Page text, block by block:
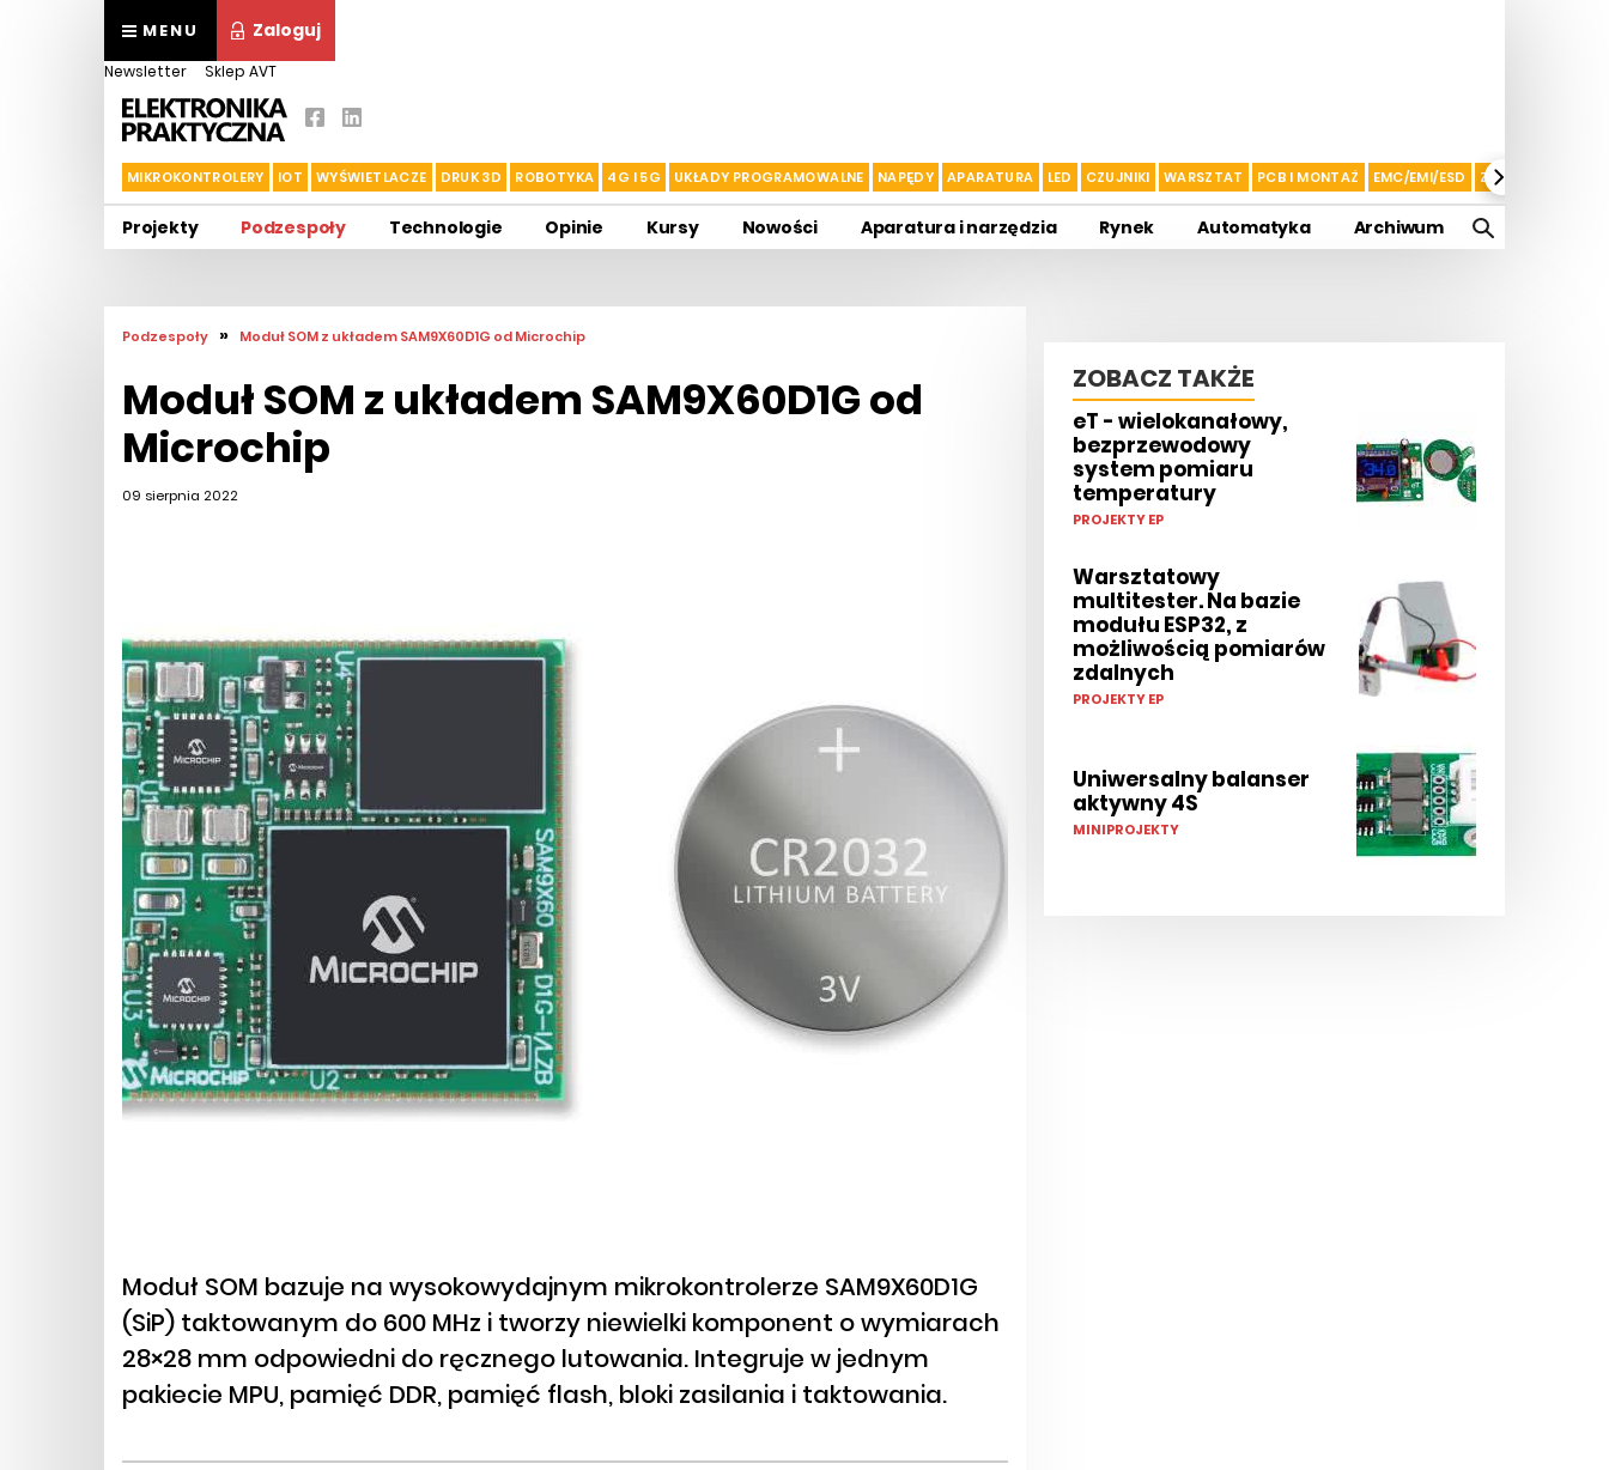
MENU Zaloguj
Newsletter Sklep AVT
MIKROKONTROLERY IOT WYŚWIETLACZE DRUK 3D ROBOTYKA 4G I 5G UKŁADY PROGRAMOWALNE NAPĘDY APARATURA LED CZUJNIKI WARSZTAT PCB I MONTAŻ EMC/EMI/ESD ZASILANIE I
Projekty Podzespoły Technologie Opinie Kursy Nowości Aparatura i narzędzia Rynek Automatyka Archiwum
Podzespoły » Moduł SOM z układem SAM9X60D1G od Microchip
Moduł SOM z układem SAM9X60D1G od
Microchip
09 sierpnia 2022
Moduł SOM bazuje na wysokowydajnym mikrokontrolerze SAM9X60D1G
(SiP) taktowanym do 600 MHz i tworzy niewielki komponent o wymiarach
28×28 mm odpowiedni do ręcznego lutowania. Integruje w jednym
pakiecie MPU, pamięć DDR, pamięć flash, bloki zasilania i taktowania.
ZOBACZ TAKŻE
eT - wielokanałowy,
bezprzewodowy
system pomiaru
temperatury
PROJEKTY EP
Warsztatowy
multitester. Na bazie
modułu ESP32, z
możliwością pomiarów
zdalnych
PROJEKTY EP
Uniwersalny balanser
aktywny 4S
MINIPROJEKTY